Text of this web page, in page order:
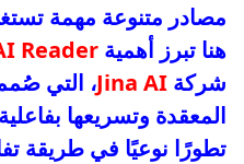
مصادر متنوعة مهمة
هنا تبرز أهمية Reader
شركة Jina AI، التي
المعقدة وتسريعها
تطورًا نوعيًا في طريقة